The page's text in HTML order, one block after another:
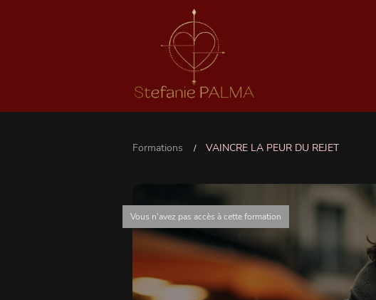
Formations / VAINCRE LA PEUR DU REJET
Vous n'avez pas accès à cette formation